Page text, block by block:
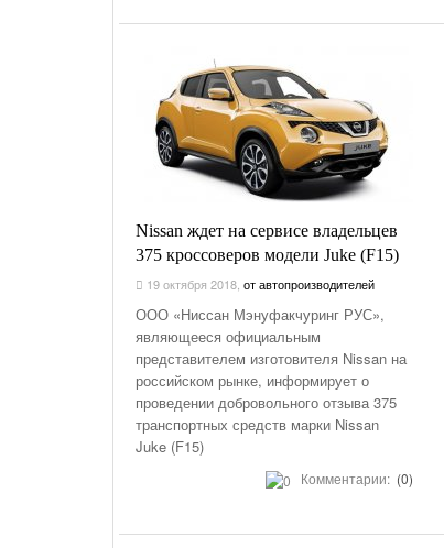
Nissan ждет на сервисе владельцев
375 кроссоверов модели Juke (F15)
19 октября 2018 от автопроизводителей
ООО «Ниссан Мэнуфакчуринг РУС»,
являющееся официальным
представителем изготовителя Nissan на
российском рынке, информирует о
проведении добровольного отзыва 375
транспортных средств марки Nissan
Juke (F15)
Комментарии: (0)